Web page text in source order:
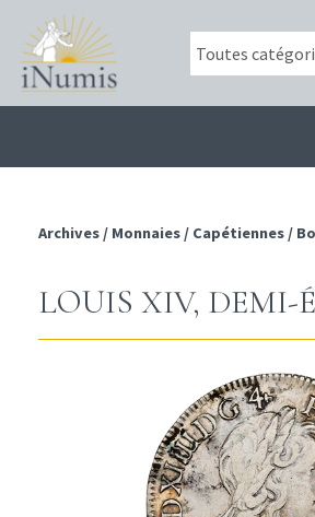
Archives / Monnaies / Capétiennes /
LOUIS XIV, DEMI-